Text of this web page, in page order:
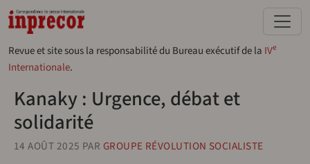
Aller au contenu principal
Revue et site sous la responsabilité du Bureau exécutif de la IVe
Internationale.
Kanaky : Urgence, débat et
solidarité
14 AOÛT 2025 PAR GROUPE RÉVOLUTION SOCIALISTE